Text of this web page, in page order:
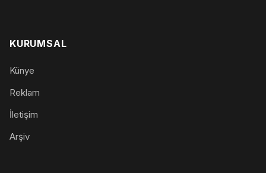
KURUMSAL
Künye
Reklam
İletişim
Arşiv